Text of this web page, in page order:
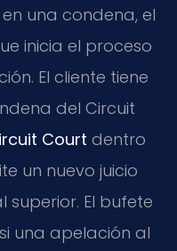
una condena, el
inicia el proceso
El cliente tiene
del Circuit
Court dentro
un nuevo juicio
superior. El bufete
una apelación al